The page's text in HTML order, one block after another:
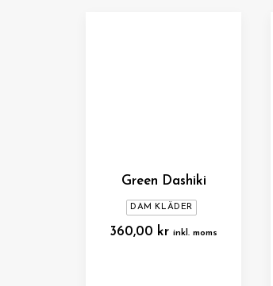
Green Dashiki
DAM KLÄDER
360,00 kr inkl. moms